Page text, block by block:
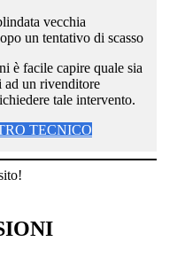
vecchia
un tentativo di scasso
è facile capire quale sia
un rivenditore
tale intervento.
TECNICO